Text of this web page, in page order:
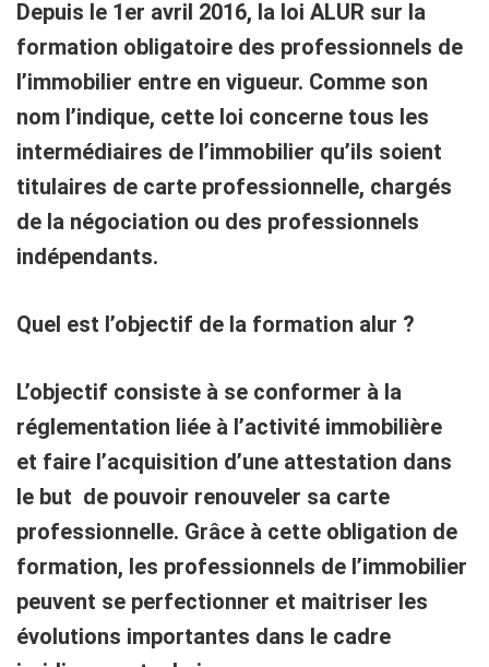
Depuis le 1er avril 2016, la loi ALUR sur la
formation obligatoire des professionnels de
l’immobilier entre en vigueur. Comme son
nom l’indique, cette loi concerne tous les
intermédiaires de l’immobilier qu’ils soient
titulaires de carte professionnelle, chargés
de la négociation ou des professionnels
indépendants.
Quel est l’objectif de la formation alur ?
L’objectif consiste à se conformer à la
réglementation liée à l’activité immobilière
et faire l’acquisition d’une attestation dans
le but de pouvoir renouveler sa carte
professionnelle. Grâce à cette obligation de
formation, les professionnels de l’immobilier
peuvent se perfectionner et maitriser les
évolutions importantes dans le cadre